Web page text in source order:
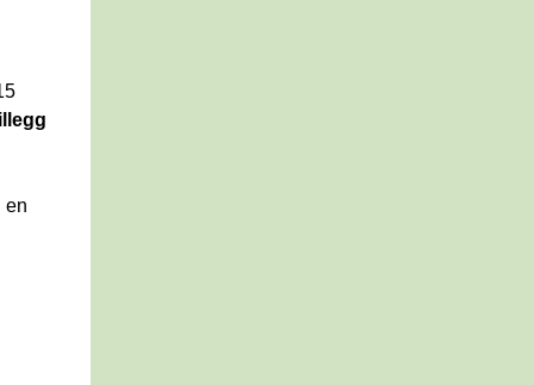
en